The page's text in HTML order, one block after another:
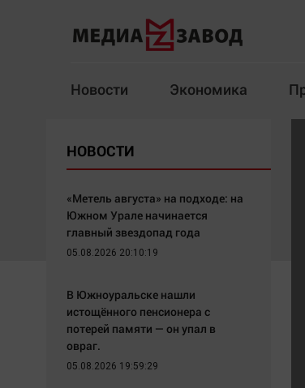
Новости Экономика
Здоровье Спорт
Архив
Наша победа
Общество
Политика
Экономика
Технологии
НОВОСТИ
«Метель августа» на подходе: на
Южном Урале начинается
главный звездопад года
05.08.2026 20:10:19
В Южноуральске нашли
истощённого пенсионера с
потерей памяти — он упал в
овраг.
05.08.2026 19:59:29